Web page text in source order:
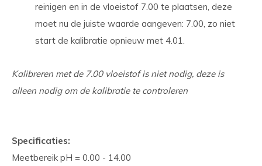
reinigen en in de vloeistof 7.00 te plaatsen, deze
moet nu de juiste waarde aangeven: 7.00, zo niet
start de kalibratie opnieuw met 4.01.
Kalibreren met de 7.00 vloeistof is niet nodig, deze is
alleen nodig om de kalibratie te controleren
Specificaties:
Meetbereik pH = 0.00 - 14.00